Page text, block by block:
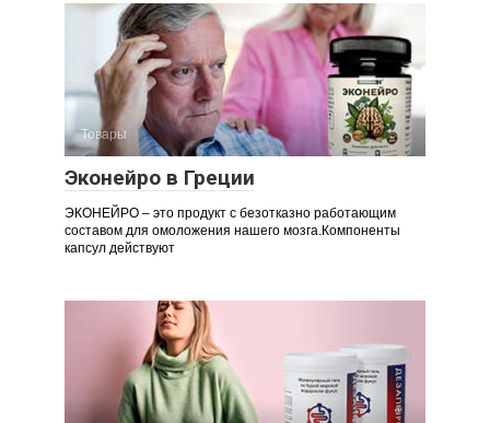
Товары
Эконейро в Греции
ЭКОНЕЙРО – это продукт с безотказно работающим
составом для омоложения нашего мозга.Компоненты
капсул действуют